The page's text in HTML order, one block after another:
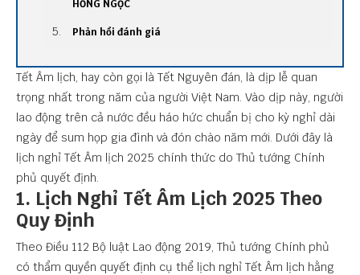
HỒNG NGỌC
Phản hồi đánh giá
Tết Âm lịch, hay còn gọi là Tết Nguyên đán, là dịp lễ quan
trọng nhất trong năm của người Việt Nam. Vào dịp này, người
lao động trên cả nước đều háo hức chuẩn bị cho kỳ nghỉ dài
ngày để sum họp gia đình và đón chào năm mới. Dưới đây là
lịch nghỉ Tết Âm lịch 2025 chính thức do Thủ tướng Chính
phủ quyết định.
1. Lịch Nghỉ Tết Âm Lịch 2025 Theo
Quy Định
Theo Điều 112 Bộ luật Lao động 2019, Thủ tướng Chính phủ
có thẩm quyền quyết định cụ thể lịch nghỉ Tết Âm lịch hằng